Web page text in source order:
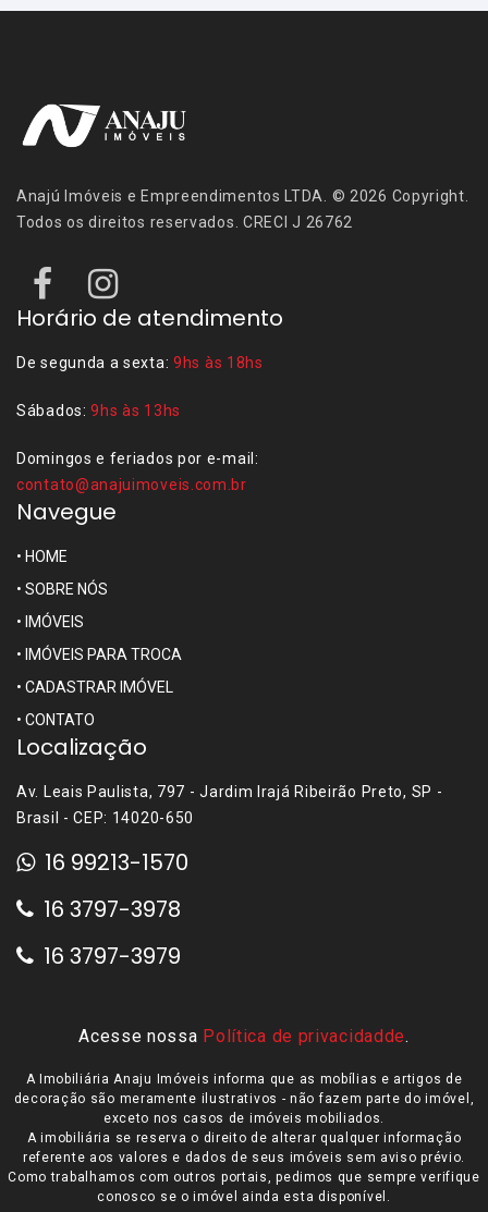
Anajú Imóveis e Empreendimentos LTDA. © 2026 Copyright.
Todos os direitos reservados. CRECI J 26762
Horário de atendimento
De segunda a sexta: 9hs às 18hs
Sábados:9hs às 13hs
Domingos e feriados por e-mail:
contato@anajuimoveis.com.br
Navegue
• HOME
• SOBRE NÓS
• IMÓVEIS
• IMÓVEIS PARA TROCA
• CADASTRAR IMÓVEL
• CONTATO
Localização
Av. Leais Paulista, 797 - Jardim Irajá Ribeirão Preto, SP -
Brasil - CEP: 14020-650
16 99213-1570
16 3797-3978
16 3797-3979
Acesse nossa Política de privacidadde.
A Imobiliária Anaju Imóveis informa que as mobílias e artigos de
decoração são meramente ilustrativos - não fazem parte do imóvel,
exceto nos casos de imóveis mobiliados.
A imobiliária se reserva o direito de alterar qualquer informação
referente aos valores e dados de seus imóveis sem aviso prévio.
Como trabalhamos com outros portais, pedimos que sempre verifique
conosco se o imóvel ainda esta disponível.